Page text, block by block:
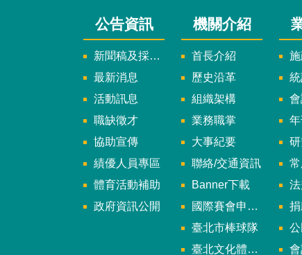
公告資訊
新聞稿及採訪通知
最新消息
活動訊息
職缺徵才
協助宣傳
績優人員專區
體育活動補助
政府資訊公開
機關介紹
首長介紹
歷史沿革
組織架構
業務職掌
大事紀要
聯絡/交通資訊
Banner下載
國際賽會申辦暨籌辦小組
臺北市棒球隊
臺北文化體育園區
年
公